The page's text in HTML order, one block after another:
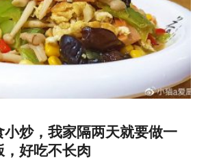
炒，我家隔两天就要做一
好吃不长肉